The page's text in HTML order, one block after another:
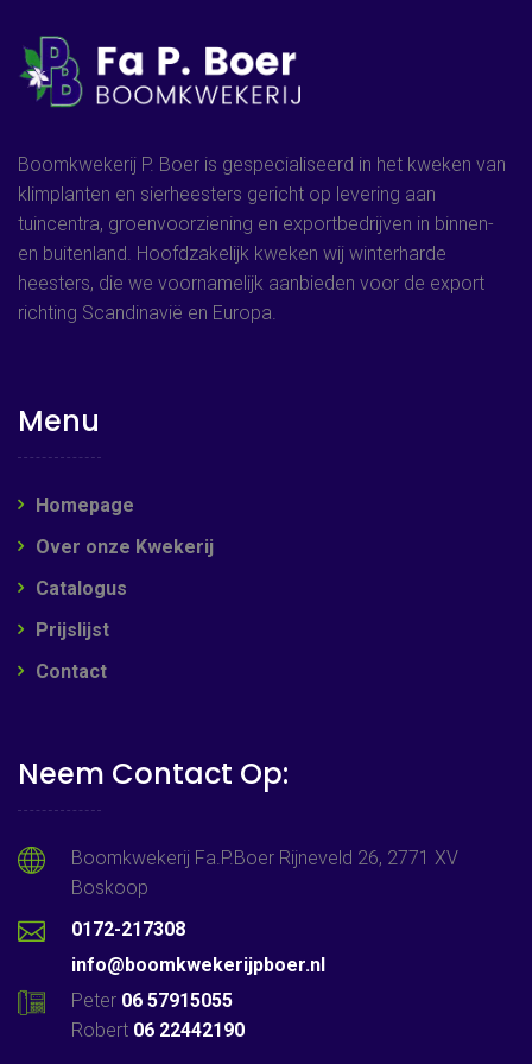
Boomkwekerij P. Boer is gespecialiseerd in het kweken van
klimplanten en sierheesters gericht op levering aan
tuincentra, groenvoorziening en exportbedrijven in binnen-
en buitenland. Hoofdzakelijk kweken wij winterharde
heesters, die we voornamelijk aanbieden voor de export
richting Scandinavië en Europa.
Menu
Homepage
Over onze Kwekerij
Catalogus
Prijslijst
Contact
Neem Contact Op:
Boomkwekerij Fa.P.Boer Rijneveld 26, 2771 XV
Boskoop
0172-217308
info@boomkwekerijpboer.nl
Peter 06 57915055
Robert 06 22442190